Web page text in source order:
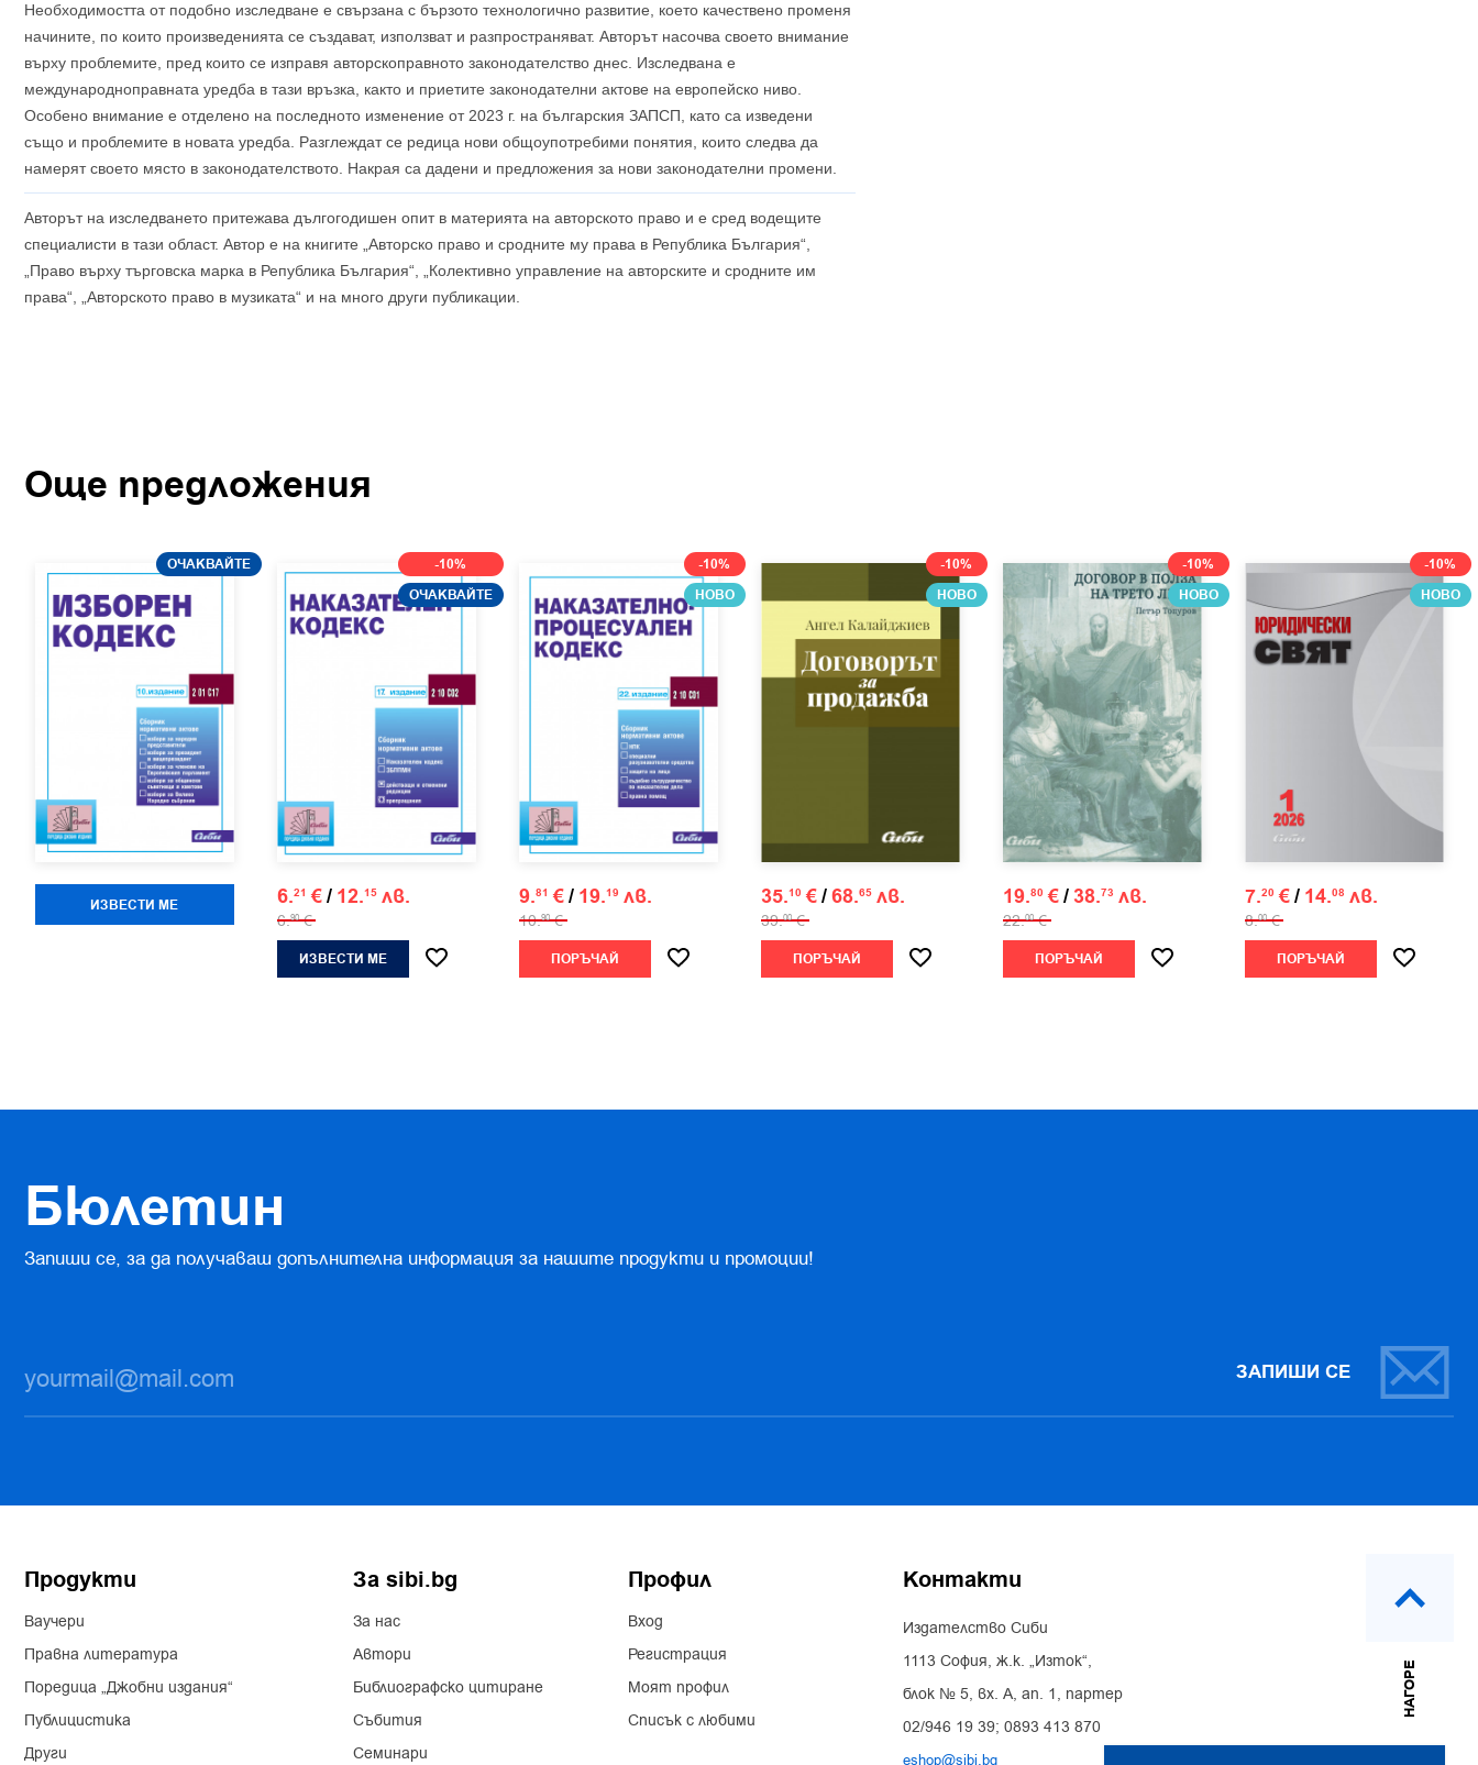
Необходимостта от подобно изследване е свързана с бързото технологично развитие, което качествено променя
начините, по които произведенията се създават, използват и разпространяват. Авторът насочва своето внимание
върху проблемите, пред които се изправя авторскоправното законодателство днес. Изследвана е
международноправната уредба в тази връзка, както и приетите законодателни актове на европейско ниво.
Особено внимание е отделено на последното изменение от 2023 г. на българския ЗАПСП, като са изведени
също и проблемите в новата уредба. Разглеждат се редица нови общоупотребими понятия, които следва да
намерят своето място в законодателството. Накрая са дадени и предложения за нови законодателни промени.
Авторът на изследването притежава дългогодишен опит в материята на авторското право и е сред водещите
специалисти в тази област. Автор е на книгите „Авторско право и сродните му права в Република България“,
„Право върху търговска марка в Република България“, „Колективно управление на авторските и сродните им
права“, „Авторското право в музиката“ и на много други публикации.
Още предложения
ОЧАКВАЙТЕ
ИЗВЕСТИ МЕ
-10%
ОЧАКВАЙТЕ
6.21 €/ 12.15 лв.
6.90 €
ИЗВЕСТИ МЕ
-10%
НОВО
9.81 €/ 19.19 лв.
10.90 €
ПОРЪЧАЙ
-10%
НОВО
35.10 €/68.65 лв.
39.00 €
ПОРЪЧАЙ
-10%
НОВО
19.80 €/38.73 лв.
22.00 €
ПОРЪЧАЙ
-10%
НОВО
7.20 €/ 14.08 лв.
8.00 €
ПОРЪЧАЙ
Бюлетин
Запиши се, за да получаваш допълнителна информация за нашите продукти и промоции!
ЗАПИШИ СЕ
Продукти
Ваучери
Правна литература
Поредица „Джобни издания“
Публицистика
Други
За sibi.bg
За нас
Автори
Библиографско цитиране
Събития
Семинари
Профил
Вход
Регистрация
Моят профил
Списък с любими
Контакти
Издателство Сиби
1113 София, ж.к. „Изток“,
блок № 5, вх. А, ап. 1, партер
02/946 19 39; 0893 413 870
eshop@sibi.bg
НАГОРЕ